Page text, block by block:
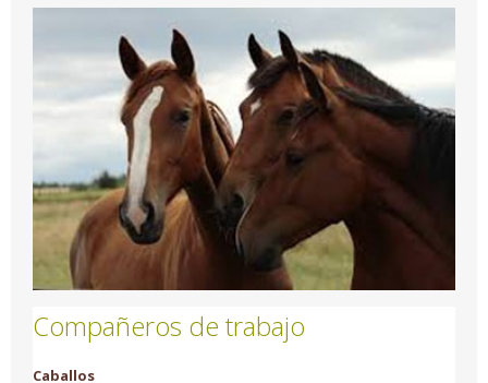
Compañeros de trabajo
Caballos